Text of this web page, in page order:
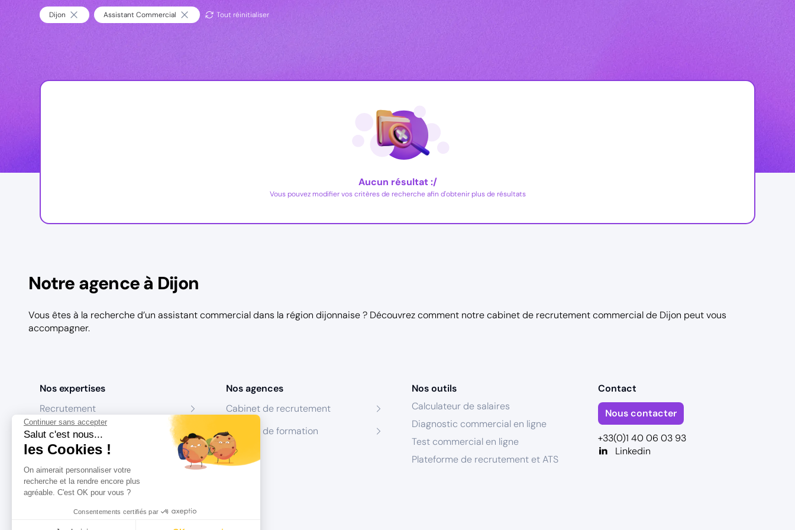
Continuer sans accepter
Salut c'est nous...
les Cookies !
On aimerait personnaliser votre
recherche et la rendre encore plus
agréable. C'est OK pour vous ?
Consentements certifiés par
Dijon Assistant Commercial Tout réinitialiser
Aucun résultat :/
Vous pouvez modifier vos critères de recherche afin d'obtenir plus de résultats
Notre agence à Dijon
Vous êtes à la recherche d’un assistant commercial dans la région dijonnaise ? Découvrez comment notrecabinet de recrutement commercial de Dijon peut vous
accompagner.
Nos expertises
Recrutement
Formation
Coaching
Conseil
Nos agences
Cabinet de recrutement
Centres de formation
Nos outils
Calculateur de salaires
Diagnostic commercial en ligne
Test commercial en ligne
Plateforme de recrutement et ATS
Contact
Nous contacter
+33(0)1 40 06 03 93
Linkedin